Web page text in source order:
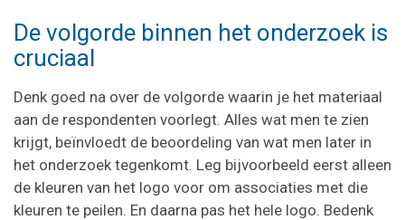
De volgorde binnen het onderzoek is
cruciaal
Denk goed na over de volgorde waarin je het materiaal
aan de respondenten voorlegt. Alles wat men te zien
krijgt, beïnvloedt de beoordeling van wat men later in
het onderzoek tegenkomt. Leg bijvoorbeeld eerst alleen
de kleuren van het logo voor om associaties met die
kleuren te peilen. En daarna pas het hele logo. Bedenk